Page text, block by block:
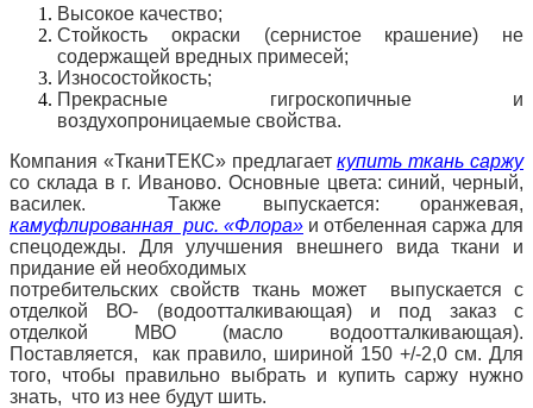
Высокое качество;
Стойкость окраски (сернистое крашение) не
содержащей вредных примесей;
Износостойкость;
Прекрасные гигроскопичные и
воздухопроницаемые свойства.
Компания «ТканиТЕКС» предлагаеткупить ткань саржу
со склада в г. Иваново. Основные цвета: синий, черный,
василек. Также выпускается: оранжевая,
камуфлированная рис. «Флора» и отбеленная саржа для
спецодежды. Для улучшения внешнего вида ткани и
придание ей необходимых
потребительских свойств ткань может выпускается с
отделкой ВО- (водоотталкивающая) и под заказ с
отделкой МВО (масло водоотталкивающая).
Поставляется, как правило, шириной 150 +/-2,0 см. Для
того, чтобы правильно выбрать и купить саржу нужно
знать, что из нее будут шить.